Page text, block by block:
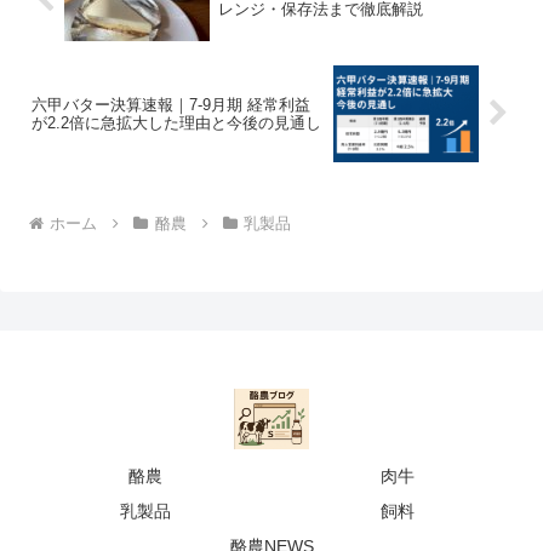
レンジ・保存法まで徹底解説
六甲バター決算速報｜7-9月期 経常利益
が2.2倍に急拡大した理由と今後の見通し
ホーム 酪農 乳製品
酪農
肉牛
乳製品
飼料
酪農NEWS